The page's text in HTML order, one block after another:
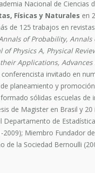
Nacional de Ciencias
Físicas y Naturales en
de 125 trabajos en
of Probability, Annals
of Physics A, Physical
Applications,
invitado en
planeamiento y
sólidas escuelas
de Magister en Brasil y
Departamento de
2009); Miembro Fundador
de la Sociedad Bernoulli